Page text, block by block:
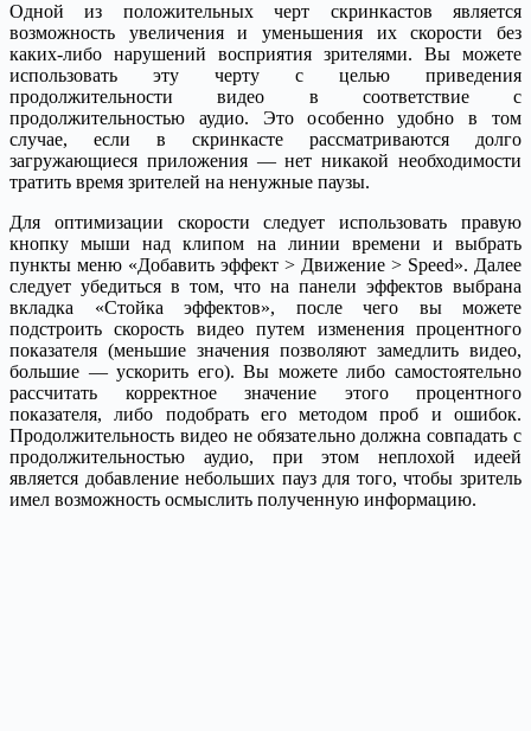
Одной из положительных черт скринкастов является
возможность увеличения и уменьшения их скорости без
каких-либо нарушений восприятия зрителями. Вы можете
использовать эту черту с целью приведения
продолжительности видео в соответствие с
продолжительностью аудио. Это особенно удобно в том
случае, если в скринкасте рассматриваются долго
загружающиеся приложения — нет никакой необходимости
тратить время зрителей на ненужные паузы.
Для оптимизации скорости следует использовать правую
кнопку мыши над клипом на линии времени и выбрать
пункты меню «Добавить эффект > Движение > Speed». Далее
следует убедиться в том, что на панели эффектов выбрана
вкладка «Стойка эффектов», после чего вы можете
подстроить скорость видео путем изменения процентного
показателя (меньшие значения позволяют замедлить видео,
большие — ускорить его). Вы можете либо самостоятельно
рассчитать корректное значение этого процентного
показателя, либо подобрать его методом проб и ошибок.
Продолжительность видео не обязательно должна совпадать с
продолжительностью аудио, при этом неплохой идеей
является добавление небольших пауз для того, чтобы зритель
имел возможность осмыслить полученную информацию.